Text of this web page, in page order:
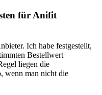
⁤für Anifit
Ich⁢ habe festgestellt,
Bestellwert
liegen die
wenn man nicht die⁢